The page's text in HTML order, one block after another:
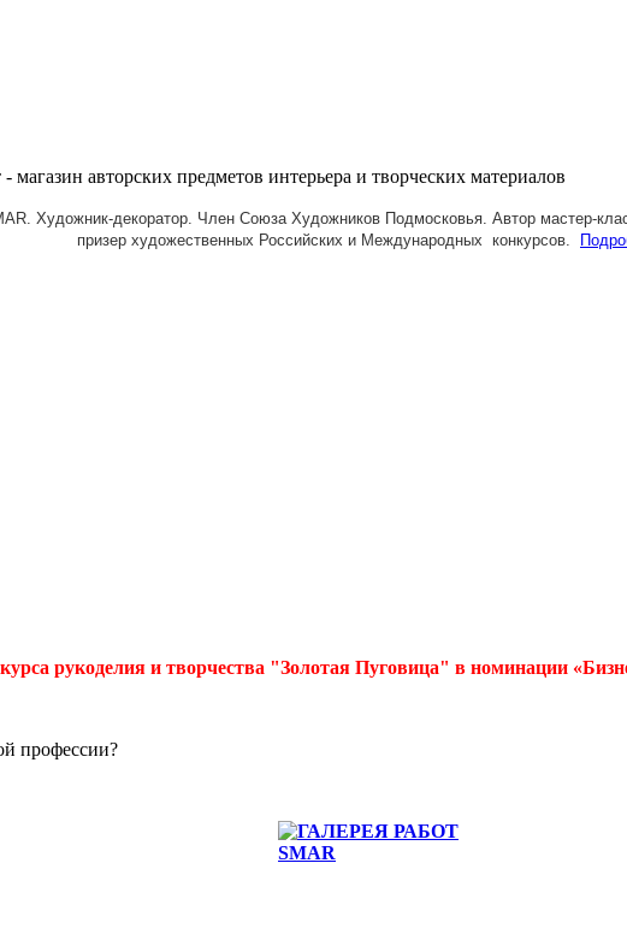
Художник-декоратор. Член Союза Художников Подмосковья. Автор мастер-
призер художественных Российских и Международных конкурсов.
рукоделия и творчества "Золотая Пуговица" в номинации
профессии?